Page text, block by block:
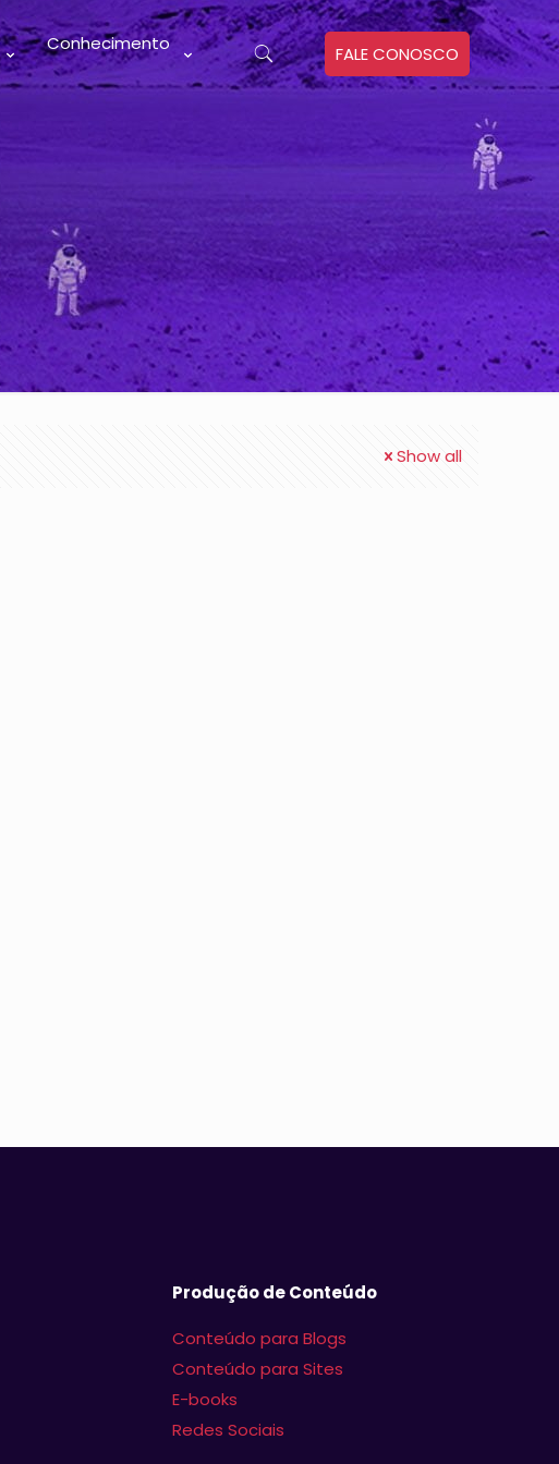
Conhecimento FALE CONOSCO
Show all
Produção de Conteúdo
Conteúdo para Blogs
Conteúdo para Sites
E-books
Redes Sociais